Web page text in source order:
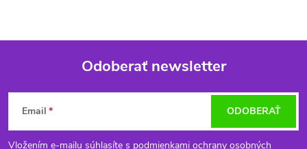
p
s
Z
á
Odoberať newsletter
Email
Vložením e-mailu súhlasíte s podmienkami ochrany osobných
ODOBERAŤ